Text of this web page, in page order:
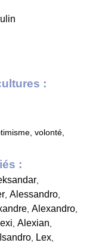
:
volonté,
:
,
, Alessandro,
, Alexandro,
, Alexian,
Isandro, Lex,